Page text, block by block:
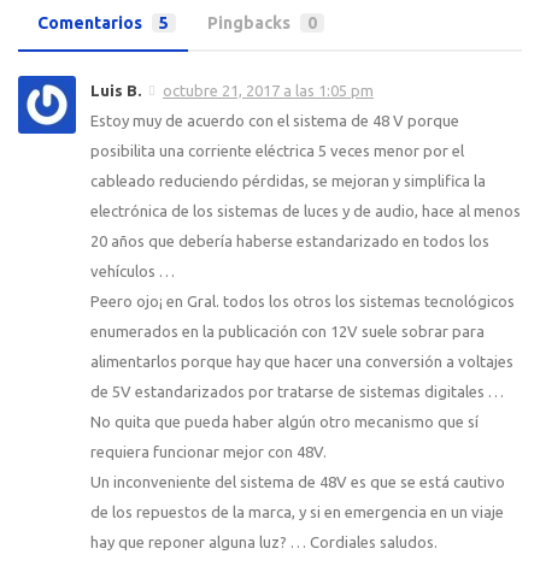
Comentarios 5 Pingbacks 0
Luis B.
octubre 21, 2017 a las 1:05 pm
Estoy muy de acuerdo con el sistema de 48 V porque
posibilita una corriente eléctrica 5 veces menor por el
cableado reduciendo pérdidas, se mejoran y simplifica la
electrónica de los sistemas de luces y de audio, hace al menos
20 años que debería haberse estandarizado en todos los
vehículos …
Peero ojo¡ en Gral. todos los otros los sistemas tecnológicos
enumerados en la publicación con 12V suele sobrar para
alimentarlos porque hay que hacer una conversión a voltajes
de 5V estandarizados por tratarse de sistemas digitales …
No quita que pueda haber algún otro mecanismo que sí
requiera funcionar mejor con 48V.
Un inconveniente del sistema de 48V es que se está cautivo
de los repuestos de la marca, y si en emergencia en un viaje
hay que reponer alguna luz? … Cordiales saludos.